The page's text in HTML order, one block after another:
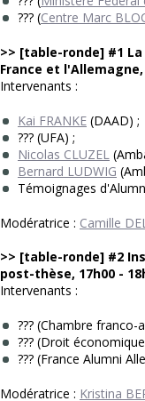
??? (Centre Marc
>> [table-ronde] #1
France et l'Allemagne,
Intervenants :
Kai FRANKE (DAAD) ;
??? (UFA) ;
Nicolas CLUZEL
Bernard LUDWIG
Témoignages
Modératrice : Camille
>> [table-ronde] #2
post-thèse, 17h00 -
Intervenants :
??? (Chambre
??? (Droit
??? (France Alumni
Modératrice : Kristina